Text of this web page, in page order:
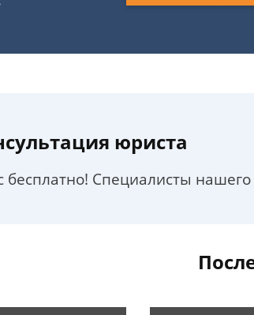
юриста
бесплатно! Специалисты